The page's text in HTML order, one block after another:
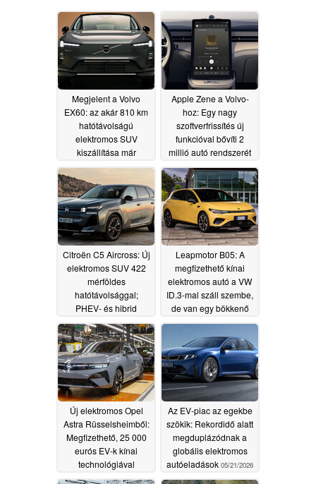
Megjelent a Volvo
EX60: az akár 810 km
hatótávolságú
elektromos SUV
kiszállítása már
megkezdődött07/16/2026
Apple Zene a Volvo-
hoz: Egy nagy
szoftverfrissítés új
funkcióval bővíti 2
millió autó rendszerét
07/08/2026
Citroën C5 Aircross: Új
elektromos SUV 422
mérföldes
hatótávolsággal;
PHEV- és hibrid
változatok is kaphatók
07/07/2026
Leapmotor B05: A
megfizethető kínai
elektromos autó a VW
ID.3-mal száll szembe,
de van egy bökkenő
06/17/2026
Új elektromos Opel
Astra Rüsselsheimből:
Megfizethető, 25 000
eurós EV-k kínai
technológiával
fordulatot hoznak?
Az EV-piac az egekbe
szökik: Rekordidő alatt
megduplázódnak a
globális elektromos
autóeladások 05/21/2026